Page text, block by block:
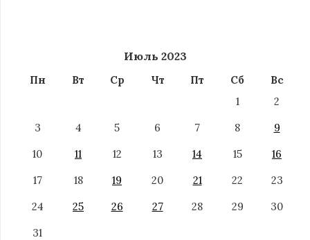
Июль 2023
Пн Вт Ср Чт Пт Сб
Вс
1
2
3
4 5 6 7 8
9
10
11 12 13 14 15
16
17
18 19 20 21 22
23
24
25 26 27 28 29
30
31